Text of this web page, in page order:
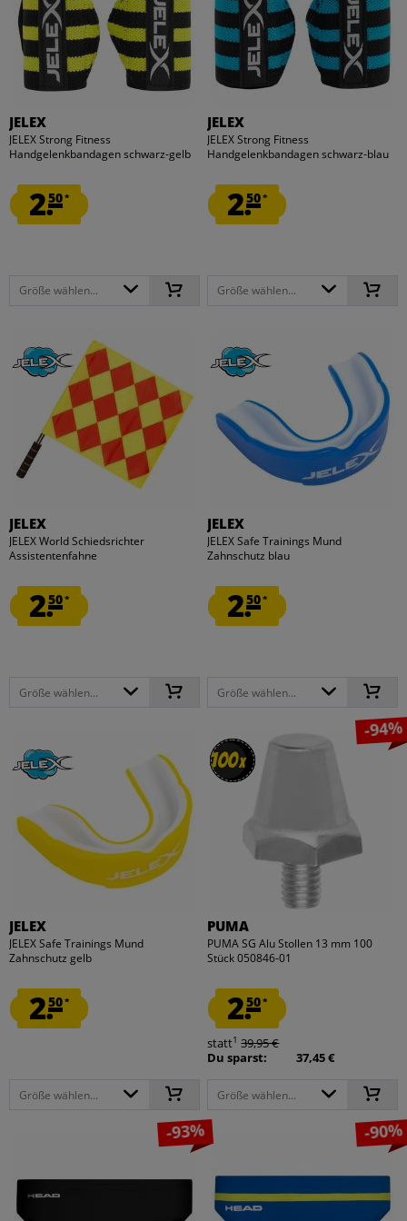
JELEX
JELEX Strong Fitness
Handgelenkbandagen schwarz-gelb
2.50*
Größe wählen...
JELEX
JELEX Strong Fitness
Handgelenkbandagen schwarz-blau
2.50*
Größe wählen...
JELEX
JELEX World Schiedsrichter
Assistentenfahne
2.50*
Größe wählen...
JELEX
JELEX Safe Trainings Mund
Zahnschutz blau
2.50*
Größe wählen...
JELEX
JELEX Safe Trainings Mund
Zahnschutz gelb
2.50*
Größe wählen...
100x
100x
-94%
PUMA
PUMA SG Alu Stollen 13 mm 100
Stück 050846-01
2.50*
statt1 39,95 €
Du sparst:
37,45 €
Größe wählen...
-93% -90%